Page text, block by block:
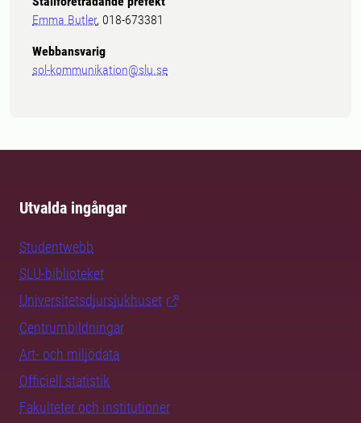
Emma Butler, 018-673381
Webbansvarig
sol-kommunikation@slu.se
Utvalda ingångar
Studentwebb
SLU-biblioteket
Universitetsdjursjukhuset
Centrumbildningar
Art- och miljödata
Officiell statistik
Fakulteter och institutioner